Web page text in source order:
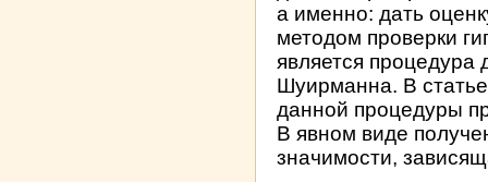
а именно: дать
методом проверки
является процедура
Шуирманна. В
данной процедуры
В явном виде
значимости,